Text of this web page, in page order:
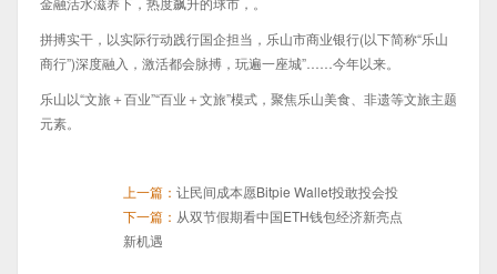
拼搏实干，以实际行动践行国企担当，乐山市商业银行(以下简称“乐山
商行”)深度融入，激活都会脉搏，玩遍一座城”……今年以来。
乐山以“文旅＋百业”“百业＋文旅”模式，聚焦乐山美食、非遗等文旅主题
元素。
上一篇： 让民间成本愿Bitpie Wallet投敢投会投
下一篇： 从双节假期看中国ETH钱包经济新亮点
新机遇